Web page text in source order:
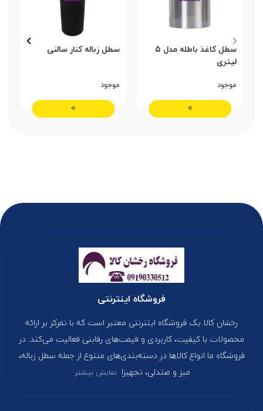
سطل کاغذ باطله مدل 5
لیتری
موجود
سطل زباله کنار سالنی
موجود
فروشگاه اینترنتی
رخشان کالا یک فروشگاه اینترنتی معتبر است که با تمرکز بر ارائه
محصولات با کیفیت، کاربردی و قیمت‌های رقابتی فعالیت می‌کند. در
فروشگاه ما انواع کالاها در دسته‌بندی‌های متنوع از جمله سطل زباله،
میز و صندلی، تجهیزا نمایش بیشتر